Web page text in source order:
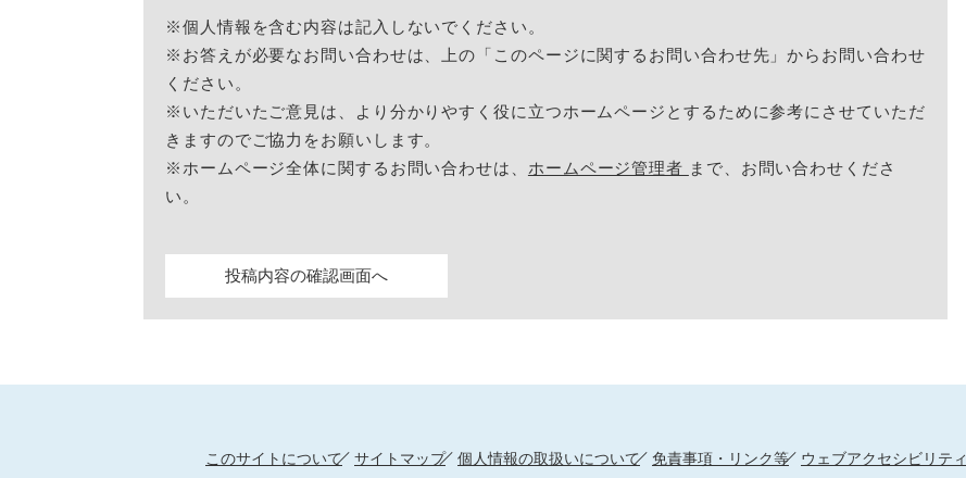
※個人情報を含む内容は記入しないでください。
※お答えが必要なお問い合わせは、上の「このページに関するお問い合わせ先」からお問い合わせ
ください。
※いただいたご意見は、より分かりやすく役に立つホームページとするために参考にさせていただ
きますのでご協力をお願いします。
※ホームページ全体に関するお問い合わせは、 ホームページ管理者 まで、お問い合わせくださ
い。
このサイトについて サイトマップ 個人情報の取扱いについて 免責事項・リンク等 ウェブアクセシビリティ